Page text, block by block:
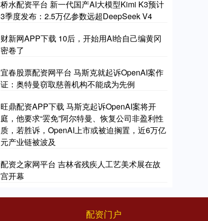
桥水配资平台 新一代国产AI大模型Kimi K3预计
3季度发布：2.5万亿参数远超DeepSeek V4
财新网APP下载 10后，开始用AI给自己编黄冈
密卷了
宜春股票配资网平台 马斯克就起诉OpenAI案作
证：奥特曼窃取慈善机构不能成为先例
旺鼎配资APP下载 马斯克起诉OpenAI案将开
庭，他要求“罢免”阿尔特曼、恢复公司非盈利性
质，若胜诉，OpenAI上市或被迫搁置，近6万亿
元产业链被波及
配资之家网平台 吉林省残疾人工艺美术展在故
宫开幕
配资门户